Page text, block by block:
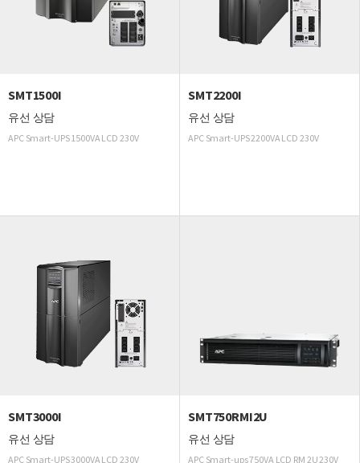
SMT1500I
유선 상담
APC Smart-UPS 1500VA LCD 230V
SMT2200I
유선 상담
APC Smart-UPS 2200VA LCD 230V
SMT3000I
유선 상담
APC Smart-UPS 3000VA LCD 230V
SMT750RMI2U
유선 상담
APC Smart-ups 750VA LCD RM 2U 230V